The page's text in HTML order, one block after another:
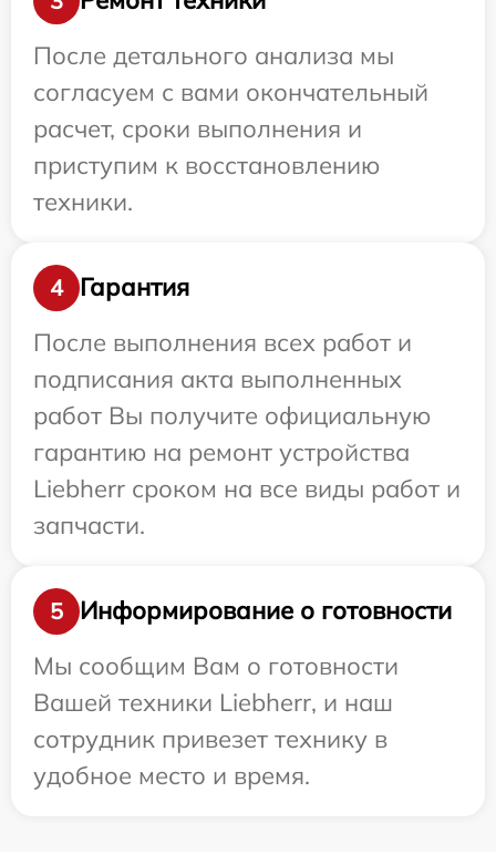
После детального анализа мы
согласуем с вами окончательный
расчет, сроки выполнения и
приступим к восстановлению
техники.
4
Гарантия
После выполнения всех работ и
подписания акта выполненных
работ Вы получите официальную
гарантию на ремонт устройства
Liebherr сроком на все виды работ и
запчасти.
5
Информирование о готовности
Мы сообщим Вам о готовности
Вашей техники Liebherr, и наш
сотрудник привезет технику в
удобное место и время.